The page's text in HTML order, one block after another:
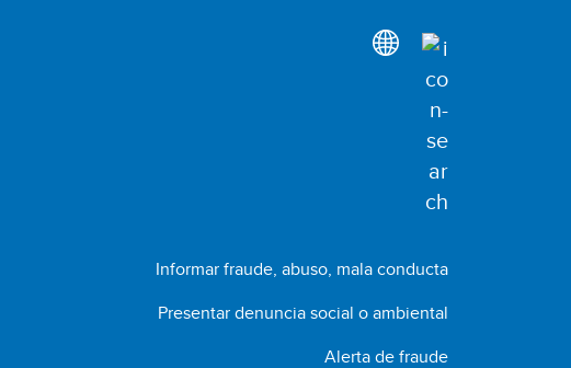
Informar fraude, abuso, mala conducta
Presentar denuncia social o ambiental
Alerta de fraude